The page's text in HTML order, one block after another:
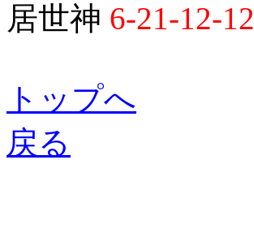
居世神 6-21-12-12
トップへ
戻る